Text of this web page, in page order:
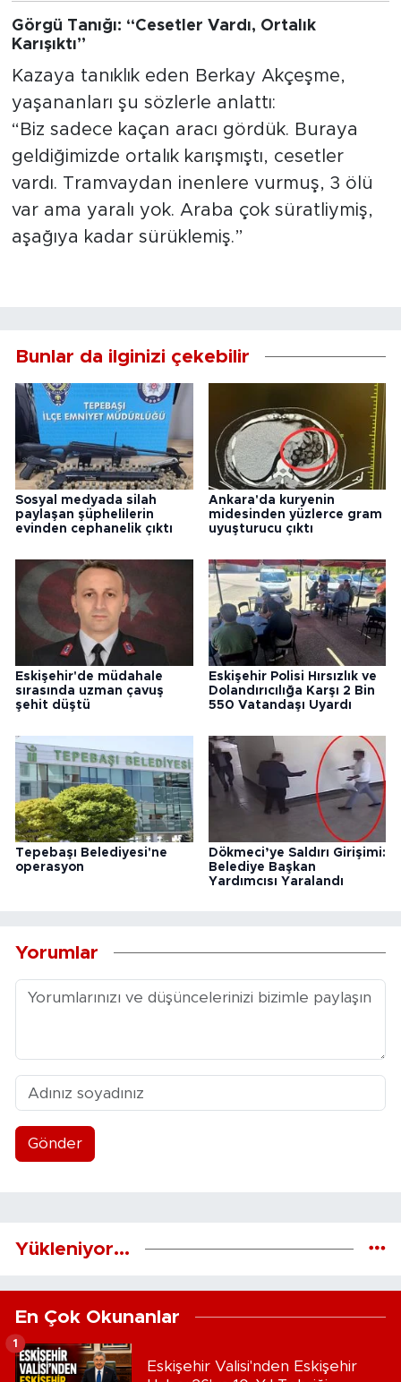
Görgü Tanığı: “Cesetler Vardı, Ortalık
Karışıktı”
Kazaya tanıklık eden Berkay Akçeşme,
yaşananları şu sözlerle anlattı:
“Biz sadece kaçan aracı gördük. Buraya
geldiğimizde ortalık karışmıştı, cesetler
vardı. Tramvaydan inenlere vurmuş, 3 ölü
var ama yaralı yok. Araba çok süratliymiş,
aşağıya kadar sürüklemiş.”
Bunlar da ilginizi çekebilir
Sosyal medyada silah
paylaşan şüphelilerin
evinden cephanelik çıktı
Ankara'da kuryenin
midesinden yüzlerce gram
uyuşturucu çıktı
Eskişehir'de müdahale
sırasında uzman çavuş
şehit düştü
Eskişehir Polisi Hırsızlık ve
Dolandırıcılığa Karşı 2 Bin
550 Vatandaşı Uyardı
Tepebaşı Belediyesi'ne
operasyon
Dökmeci’ye Saldırı Girişimi:
Belediye Başkan
Yardımcısı Yaralandı
Yorumlar
Gönder
Yükleniyor...
En Çok Okunanlar
Eskişehir Valisi'nden Eskişehir
1